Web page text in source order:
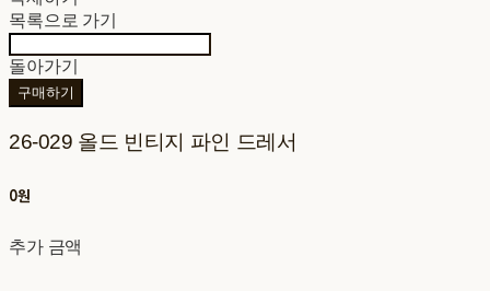
목록으로 가기
돌아가기
구매하기
26-029 올드 빈티지 파인 드레서
0원
추가 금액